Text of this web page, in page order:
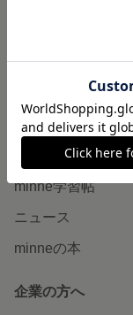
販売支援企画・イ
読みもの
minneとものづく
minne学習帖
ニュース
minneの本
企業の方へ